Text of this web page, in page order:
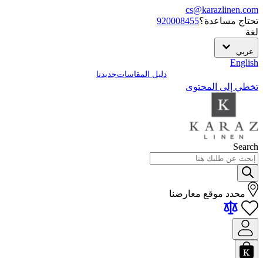
cs@karazlinen.com
تحتاج مساعدة؟920008455
لغة
عربي
English
دليل المقاساتجديدنا
تخطي إلى المحتوى
Search
محدد موقع معارضنا